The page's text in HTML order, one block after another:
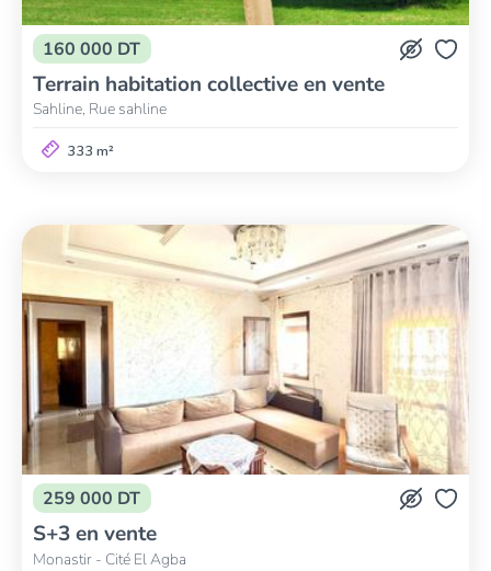
160 000 DT
Terrain habitation collective en vente
Sahline, Rue sahline
333 m²
259 000 DT
S+3 en vente
Monastir - Cité El Agba